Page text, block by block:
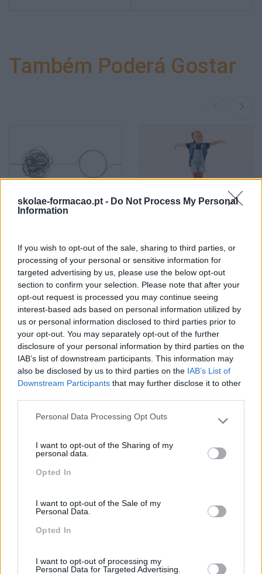
skolae-formacao.pt - Do Not Process My Personal
Information
If you wish to opt-out of the sale, sharing to third parties, or
processing of your personal or sensitive information for
targeted advertising by us, please use the below opt-out
section to confirm your selection. Please note that after your
opt-out request is processed you may continue seeing
interest-based ads based on personal information utilized by
us or personal information disclosed to third parties prior to
your opt-out. You may separately opt-out of the further
disclosure of your personal information by third parties on the
IAB’s list of downstream participants. This information may
also be disclosed by us to third parties on the IAB’s List of
Downstream Participants that may further disclose it to other
Please note that this website/app uses one or more Google
not limited to your visit or usage behaviour. You may click to
grant or deny consent to Google and its third-party tags to
use your data for below specified purposes in below Google
Personal Data Processing Opt Outs
I want to opt-out of the Sharing of my
personal data.
Opted In
I want to opt-out of the Sale of my
Personal Data.
Opted In
I want to opt-out of processing my
Personal Data for Targeted Advertising.
Também Poderá Gostar
Entre A Velocidade E O
Essencial Humano
Pesquisa
Categorias Blog
Aprendizagem
Artigo De Opinião
Cultura